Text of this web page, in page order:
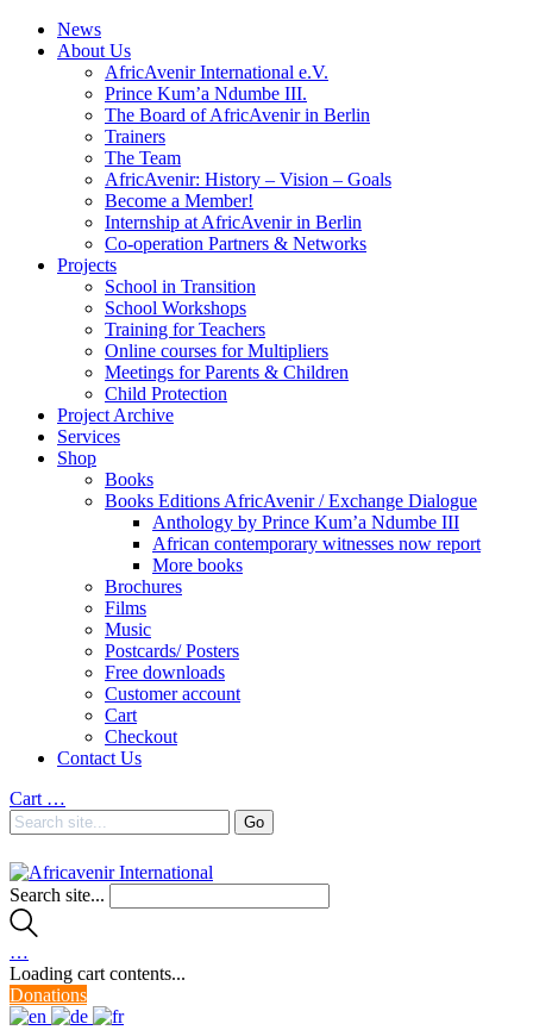
News
About Us
AfricAvenir International e.V.
Prince Kum’a Ndumbe III.
The Board of AfricAvenir in Berlin
Trainers
The Team
AfricAvenir: History – Vision – Goals
Become a Member!
Internship at AfricAvenir in Berlin
Co-operation Partners & Networks
Projects
School in Transition
School Workshops
Training for Teachers
Online courses for Multipliers
Meetings for Parents & Children
Child Protection
Project Archive
Services
Shop
Books
Books Editions AfricAvenir / Exchange Dialogue
Anthology by Prince Kum’a Ndumbe III
African contemporary witnesses now report
More books
Brochures
Films
Music
Postcards/ Posters
Free downloads
Customer account
Cart
Checkout
Contact Us
Cart …
Search site...
…
Loading cart contents...
Donations